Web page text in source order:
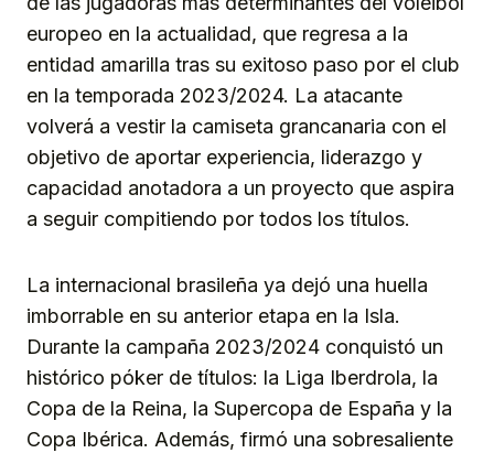
europeo en la actualidad, que regresa a la
entidad amarilla tras su exitoso paso por el club
en la temporada 2023/2024. La atacante
volverá a vestir la camiseta grancanaria con el
objetivo de aportar experiencia, liderazgo y
capacidad anotadora a un proyecto que aspira
a seguir compitiendo por todos los títulos.
La internacional brasileña ya dejó una huella
imborrable en su anterior etapa en la Isla.
Durante la campaña 2023/2024 conquistó un
histórico póker de títulos: la Liga Iberdrola, la
Copa de la Reina, la Supercopa de España y la
Copa Ibérica. Además, firmó una sobresaliente